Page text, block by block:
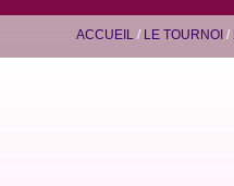
ACCUEIL/ LE TOURNOI /